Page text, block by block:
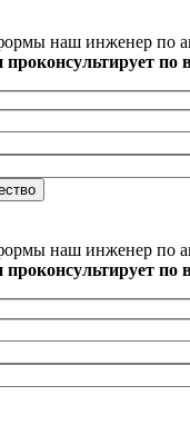
наш инженер по
проконсультирует по
наш инженер по
проконсультирует по